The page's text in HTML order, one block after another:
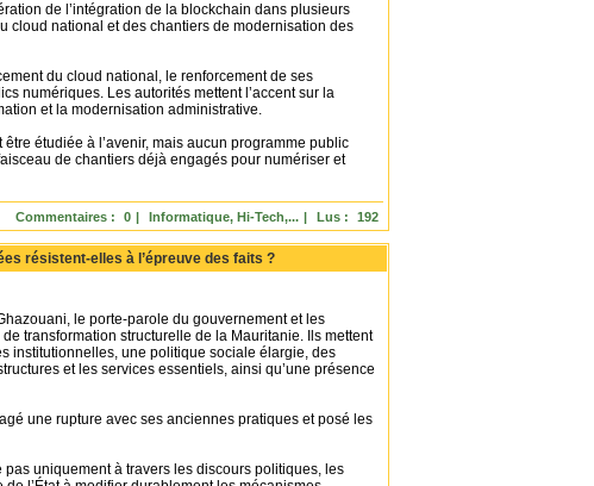
de l’intégration de la blockchain dans plusieurs
cloud national et des chantiers de modernisation des
du cloud national, le renforcement de ses
numériques. Les autorités mettent l’accent sur la
et la modernisation administrative.
étudiée à l’avenir, mais aucun programme public
de chantiers déjà engagés pour numériser et
Lus : 192
Informatique, Hi-Tech,... |
Commentaires : 0 |
résistent-elles à l’épreuve des faits ?
le porte-parole du gouvernement et les
transformation structurelle de la Mauritanie. Ils mettent
institutionnelles, une politique sociale élargie, des
et les services essentiels, ainsi qu’une présence
une rupture avec ses anciennes pratiques et posé les
uniquement à travers les discours politiques, les